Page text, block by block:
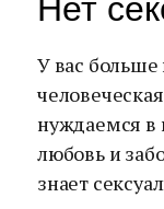
Нет
У вас больше
нуждаемся в
любовь и
знает